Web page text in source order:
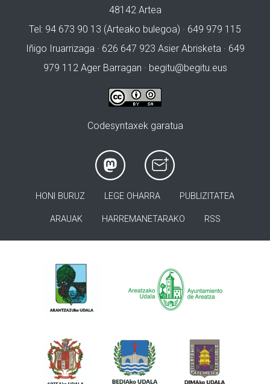
48142 Artea
Tel: 94 673 90 13 (Arteako bulegoa) · 649 979 115
Iñigo Iruarrizaga · 626 647 923 Asier Abrisketa · 649
979 112 Ager Barragan · begitu@begitu.eus
Codesyntaxek garatua
HONI BURUZ LEGE OHARRA PUBLIZITATEA
ARAUAK HARREMANETARAKO RSS